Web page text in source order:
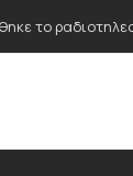
του ΑΗΣ